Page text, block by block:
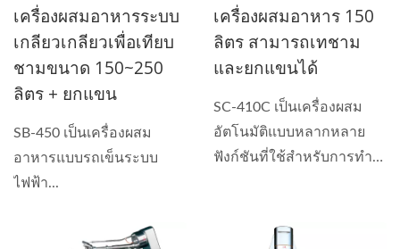
เครื่องผสมอาหารระบบ
เกลียวเกลียวเพื่อเทียบ
ชามขนาด 150~250
ลิตร + ยกแขน
SB-450 เป็นเครื่องผสม
อาหารแบบรถเข็นระบบ
ไฟฟ้า...
เครื่องผสมอาหาร 150
ลิตร สามารถเทชาม
และยกแขนได้
SC-410C เป็นเครื่องผสม
อัตโนมัติแบบหลากหลาย
ฟังก์ชันที่ใช้สำหรับการทำ